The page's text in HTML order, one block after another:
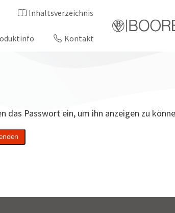
Inhaltsverzeichnis
Kontakt
Passwort ein, um ihn anzeigen zu